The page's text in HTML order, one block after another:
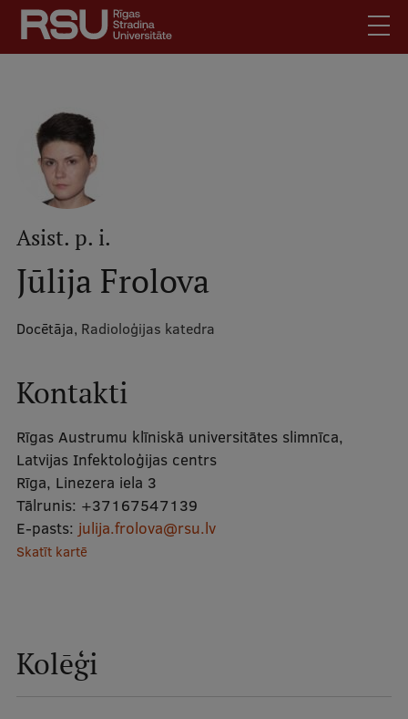
Pārlekt
galveno
saturu
Latviski
Meklēt Mobile
augšējā
izvēlne
Skolēniem
Studentiem
Darbiniekiem
Darba devējiem
Mobile
galvenā
izvēlne
Studiju iespējas
Pamatstudiju programmas
Uzņemšana
Asist. p. i.
Jūlija Frolova
Docētāja, Radioloģijas katedra
Kontakti
Rīgas Austrumu klīniskā universitātes slimnīca,
Latvijas Infektoloģijas centrs
Rīga, Linezera iela 3
Tālrunis: +37167547139
E-pasts: julija.frolova@rsu.lv
Skatīt kartē
Kolēģi